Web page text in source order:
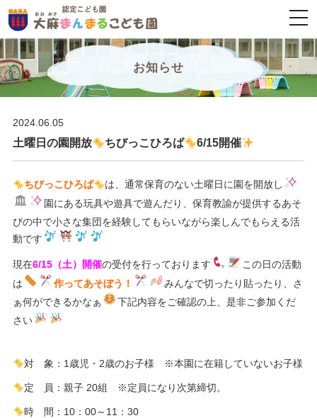
お知らせ
2024.06.05
土曜日の園開放 ちびっこひろば 6/15開催
ちびっこひろば
は、通常保育のない土曜日に園を開放し
園にある玩具や遊具で遊んだり、保育教諭が提供するあそ
びの中で小さな集団を経験してもらいながら楽しんでもらえる活
動です
現在6/15（土）開催の受付を行っております
この日の活動
は
作ってあそぼう！
みんなで切ったり貼ったり、さ
ぁ何ができるかなぁ
下記内容をご確認の上、是非ご参加くだ
さい
対 象：1歳児・2歳のお子様 ※本園に在籍していないお子様
定 員：親子 20組 ※定員になり次第締切。
時 間：10：00～11：30